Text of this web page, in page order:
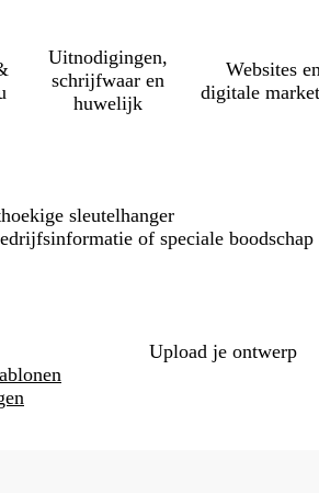
Uitnodigingen,
schrijfwaar en
huwelijk
Websites en
digitale
sleutelhanger
of speciale boodschap
options
Upload je ontwerp